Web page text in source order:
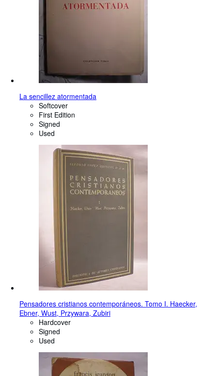
La sencillez atormentada
Softcover
First Edition
Signed
Used
Pensadores cristianos contemporáneos. Tomo I. Haecker,
Ebner, Wust, Przywara, Zubiri
Hardcover
Signed
Used